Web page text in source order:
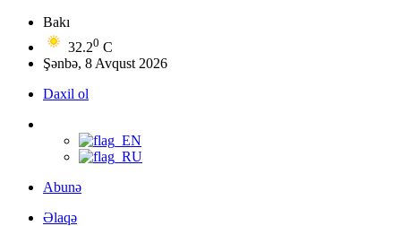
Bakı
32.20 C
Şənbə, 8 Avqust 2026
Daxil ol
Abunə
Əlaqə